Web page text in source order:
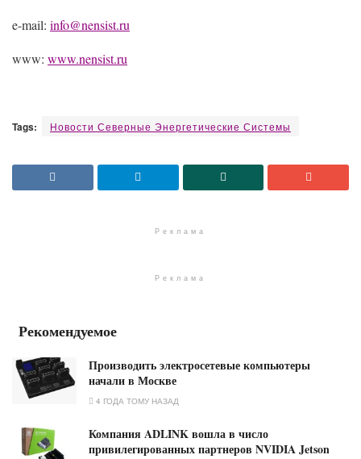
e-mail: info@nensist.ru
www: www.nensist.ru
Tags: Новости Северные Энергетические Системы
Реклама
Реклама
Рекомендуемое
Производить электросетевые компьютеры
начали в Москве
4 ГОДА ТОМУ НАЗАД
Компания ADLINK вошла в число
привилегированных партнеров NVIDIA Jetson